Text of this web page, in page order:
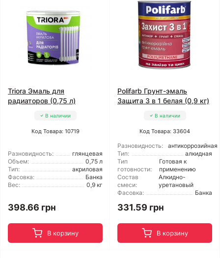
Triora Эмаль для
радиаторов (0,75 л)
В наличии
Код Товара: 10719
Разновидность:
глянцевая
Объем:
0,75 л
Тип:
акриловая
Фасовка:
Банка
Вес:
0,9 кг
398.66 грн
В корзину
Polifarb Грунт-эмаль
Защита 3 в 1 белая (0,9 кг)
В наличии
Код Товара: 33604
Разновидность:
антикоррозийная
Тип:
алкидная
Тип
готовности:
Готовая к
применению
Состав
смеси:
Алкидно-
уретановый
Фасовка:
Банка
331.59 грн
В корзину